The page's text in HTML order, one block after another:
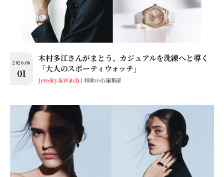
2026.06
01
木村多江さんがまとう、カジュアルを洗練へと導く
「大人のスポーティウォッチ」
Jewelry＆Watch 和樂web編集部